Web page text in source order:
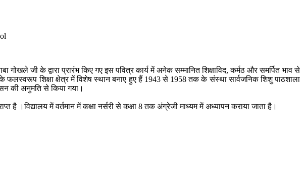
जी के द्वारा प्रारंभ किए गए इस पवित्र कार्य में अनेक सम्मानित शिक्षाविद, कर्मठ और समर्पित भाव से
शिक्षा क्षेत्र में विशेष स्थान बनाए हुए हैं 1943 से 1958 तक के संस्था सार्वजनिक शिशु पाठशाला
की अनुमति से किया गया।
है ।विद्यालय में वर्तमान में कक्षा नर्सरी से कक्षा 8 तक अंग्रेजी माध्यम में अध्यापन कराया जाता है।